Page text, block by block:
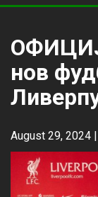
нов
August 29, 2024 |